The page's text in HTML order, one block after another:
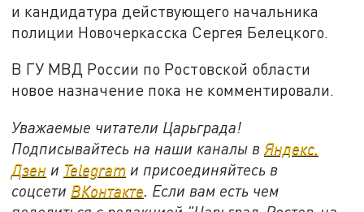
и кандидатура действующего начальника
полиции Новочеркасска Сергея Белецкого.
В ГУ МВД России по Ростовской области
новое назначение пока не комментировали.
Уважаемые читатели Царьграда!
Подписывайтесь на наши каналы вЯндекс.
Дзен и Telegram и присоединяйтесь в
соцсети ВКонтакте. Если вам есть чем